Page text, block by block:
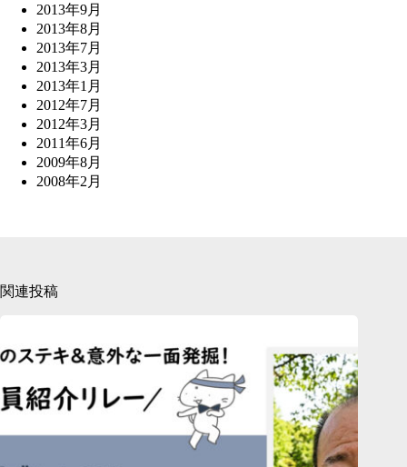
2013年9月
2013年8月
2013年7月
2013年3月
2013年1月
2012年7月
2012年3月
2011年6月
2009年8月
2008年2月
関連投稿